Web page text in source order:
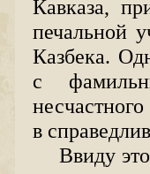
Кавказа,
печальной
Казбека.
с
в
Ввиду